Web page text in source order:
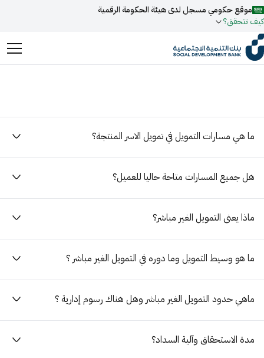
موقع حكومي مسجل لدى هيئة الحكومة الرقمية
كيف تتحقق؟
روابط المواقع الالكترونية الرسمية السعودية تنتهي بـ
العربية السعودية تنتهي بـ .gov.sa
المواقع الالكترونية الحكومية تستخدم بروتوكول
HTTPS
للتشفير و الأمان.
المواقع الالكترونية الآمنة في المملكة العربية السعودية تستخدم
بروتوكول HTTPS للتشفير.
مسجل لدى هيئة الحكومة الرقمية برقم:
20241028850
ابحث
فعل البحث الذكي عبر نورة المدعومة بالذكاء الاصطناعي
اقتراحات
ما هي مسارات التمويل في تمويل الاسر المنتجة؟
هل جميع المسارات متاحة حاليا للعميل؟
ماذا يعنى التمويل الغير مباشر؟
ما هو وسيط التمويل وما دوره في التمويل الغير مباشر ؟
ماهي حدود التمويل الغير مباشر وهل هناك رسوم إدارية ؟
مدة الاستحقاق وآلية السداد؟